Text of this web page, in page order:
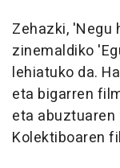
Zehazki, 'Negu
zinemaldiko
lehiatuko da.
eta bigarren
eta abuztuaren
Kolektiboaren